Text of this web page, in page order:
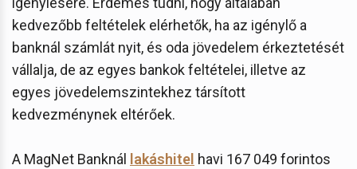
kedvezőbb feltételek elérhetők, ha az igénylő a
banknál számlát nyit, és oda jövedelem érkeztetését
vállalja, de az egyes bankok feltételei, illetve az
egyes jövedelemszintekhez társított
kedvezménynek eltérőek.
A MagNet Banknál lakáshitel havi 167 049 forintos